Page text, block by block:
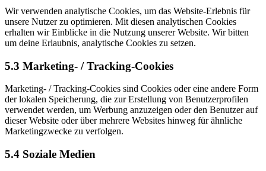
Wir verwenden analytische Cookies, um das Website-Erlebnis für
unsere Nutzer zu optimieren. Mit diesen analytischen Cookies
erhalten wir Einblicke in die Nutzung unserer Website. Wir bitten
um deine Erlaubnis, analytische Cookies zu setzen.
5.3 Marketing- / Tracking-Cookies
Marketing- / Tracking-Cookies sind Cookies oder eine andere Form
der lokalen Speicherung, die zur Erstellung von Benutzerprofilen
verwendet werden, um Werbung anzuzeigen oder den Benutzer auf
dieser Website oder über mehrere Websites hinweg für ähnliche
Marketingzwecke zu verfolgen.
5.4 Soziale Medien